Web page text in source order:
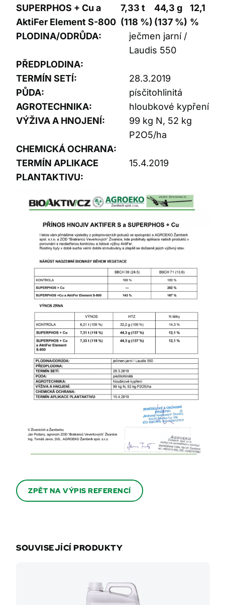
SUPERPHOS + Cu a
AktiFer Element S-800
7,33 t
(118 %)
44,3 g
(137 %)
12,1
%
PLODINA/ODRŮDA:
ječmen jarní /
Laudis 550
PŘEDPLODINA:
TERMÍN SETÍ:
28.3.2019
PŮDA:
písčitohlinitá
AGROTECHNIKA:
hloubkové kypření
VÝŽIVA A HNOJENÍ:
99 kg N, 52 kg
P2O5/ha
CHEMICKÁ OCHRANA:
TERMÍN APLIKACE
PLANTAKTIVU:
15.4.2019
ZPĚT NA VÝPIS REFERENCÍ
SOUVISEJÍCÍ PRODUKTY